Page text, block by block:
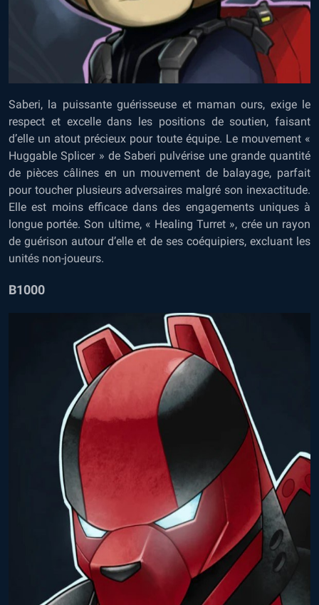
Saberi, la puissante guérisseuse et maman ours, exige le
respect et excelle dans les positions de soutien, faisant
d’elle un atout précieux pour toute équipe. Le mouvement «
Huggable Splicer » de Saberi pulvérise une grande quantité
de pièces câlines en un mouvement de balayage, parfait
pour toucher plusieurs adversaires malgré son inexactitude.
Elle est moins efficace dans des engagements uniques à
longue portée. Son ultime, « Healing Turret », crée un rayon
de guérison autour d’elle et de ses coéquipiers, excluant les
unités non-joueurs.
B1000